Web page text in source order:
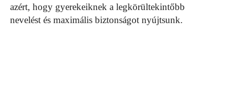
azért, hogy gyerekeiknek a legkörültekintőbb
nevelést és maximális biztonságot nyújtsunk.